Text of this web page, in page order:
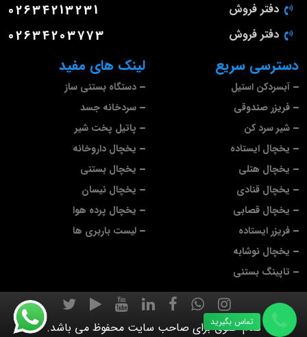
لینک های مفید
دستگاه بستنی ساز
سردخانه جسد
پاتیل پخت شیر
یخچال داروخانه
یخچال بستنی
یخچال نیسان
یخچال پرده هوا
لیست باربری ها
دسترسی سریع
آبسردکن استیل
فریزر صندوقی
شیر سرد کن
یخچال ایستاده
یخچال هتلی
یخچال قنادی
یخچال قصابی
فریزر ایستاده
یخچال نوشابه
تاپینگ بستنی
دفتر فروش 02634213231
دفتر فروش 02634203773
تمام حقوق برای صاحب سایت محفوظ می باشد.
تماس بگیرید